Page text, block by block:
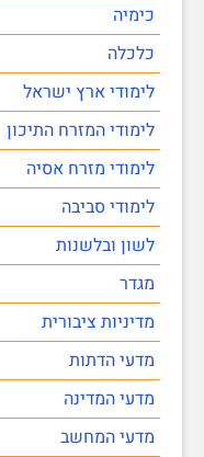
כימיה
כלכלה
לימודי ארץ ישראל
לימודי המזרח התיכון
לימודי מזרח אסיה
לימודי סביבה
לשון ובלשנות
מגדר
מדיניות ציבורית
מדעי הדתות
מדעי המדינה
מדעי המחשב